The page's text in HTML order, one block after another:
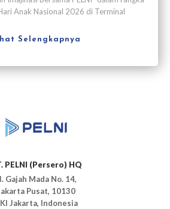
Anak Nasional 2026 di Terminal
Sabtu (25/7).
Selengkapnya
PELNI (Persero) HQ
Gajah Mada No. 14,
Pusat, 10130
Jakarta, Indonesia